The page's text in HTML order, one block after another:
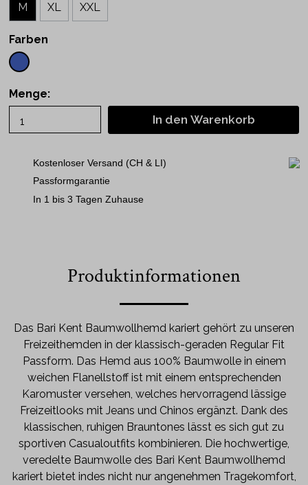
M
XL XXL
Farben
Menge:
In den Warenkorb
Kostenloser Versand (CH & LI)
Passformgarantie
In 1 bis 3 Tagen Zuhause
Produktinformationen
Das Bari Kent Baumwollhemd kariert gehört zu unseren
Freizeithemden in der klassisch-geraden Regular Fit
Passform. Das Hemd aus 100% Baumwolle in einem
weichen Flanellstoff ist mit einem entsprechenden
Karomuster versehen, welches hervorragend lässige
Freizeitlooks mit Jeans und Chinos ergänzt. Dank des
klassischen, ruhigen Brauntones lässt es sich gut zu
sportiven Casualoutfits kombinieren. Die hochwertige,
veredelte Baumwolle des Bari Kent Baumwollhemd
kariert bietet indes nicht nur angenehmen Tragekomfort,